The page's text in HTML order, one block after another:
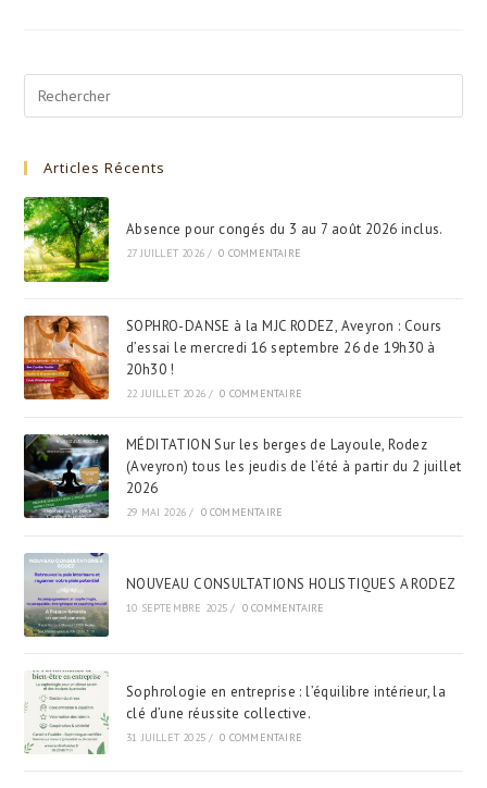
Search
for:
Articles Récents
Absence pour congés du 3 au 7 août 2026 inclus.
27 JUILLET 2026 / 0 COMMENTAIRE
SOPHRO-DANSE à la MJC RODEZ, Aveyron : Cours
d’essai le mercredi 16 septembre 26 de 19h30 à
20h30 !
22 JUILLET 2026 / 0 COMMENTAIRE
MÉDITATION Sur les berges de Layoule, Rodez
(Aveyron) tous les jeudis de l’été à partir du 2 juillet
2026
29 MAI 2026 / 0 COMMENTAIRE
NOUVEAU CONSULTATIONS HOLISTIQUES A RODEZ
10 SEPTEMBRE 2025 / 0 COMMENTAIRE
Sophrologie en entreprise : l’équilibre intérieur, la
clé d’une réussite collective.
31 JUILLET 2025 / 0 COMMENTAIRE